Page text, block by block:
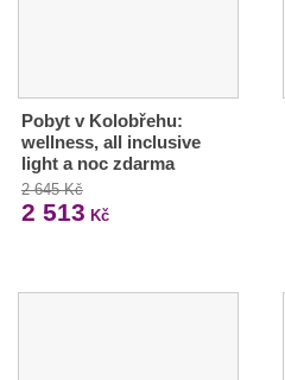
Pobyt v Kolobřehu:
wellness, all inclusive
light a noc zdarma
2 645 Kč
2 513 Kč